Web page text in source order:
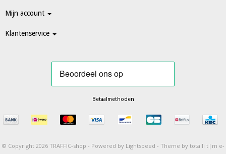
Mijn account
Klantenservice
Betaalmethoden
© Copyright 2026 TRAFFIC-shop - Powered by Lightspeed - Theme by totalli t|m e-